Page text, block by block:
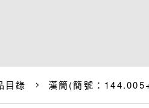
目錄 漢簡(簡號：